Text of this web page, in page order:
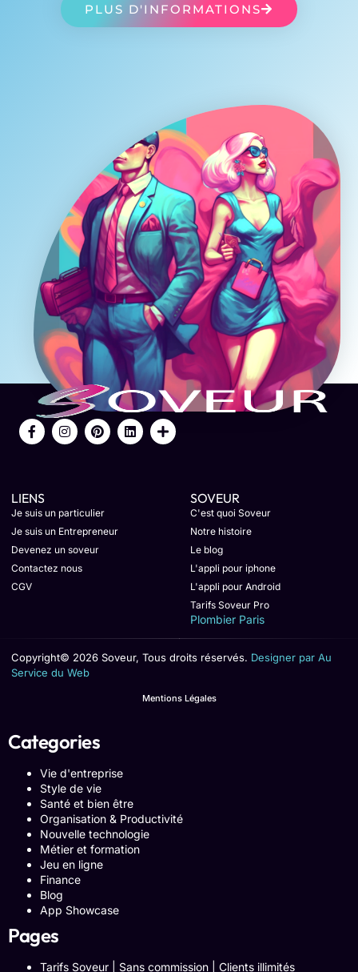
PLUS D'INFORMATIONS
LIENS
Je suis un particulier
Je suis un Entrepreneur
Devenez un soveur
Contactez nous
CGV
SOVEUR
C'est quoi Soveur
Notre histoire
Le blog
L'appli pour iphone
L'appli pour Android
Tarifs Soveur Pro
Plombier Paris
Copyright© 2026 Soveur, Tous droits réservés. Designer par Au
Service du Web
Mentions Légales
Categories
Vie d'entreprise
Style de vie
Santé et bien être
Organisation & Productivité
Nouvelle technologie
Métier et formation
Jeu en ligne
Finance
Blog
App Showcase
Pages
Tarifs Soveur | Sans commission | Clients illimités